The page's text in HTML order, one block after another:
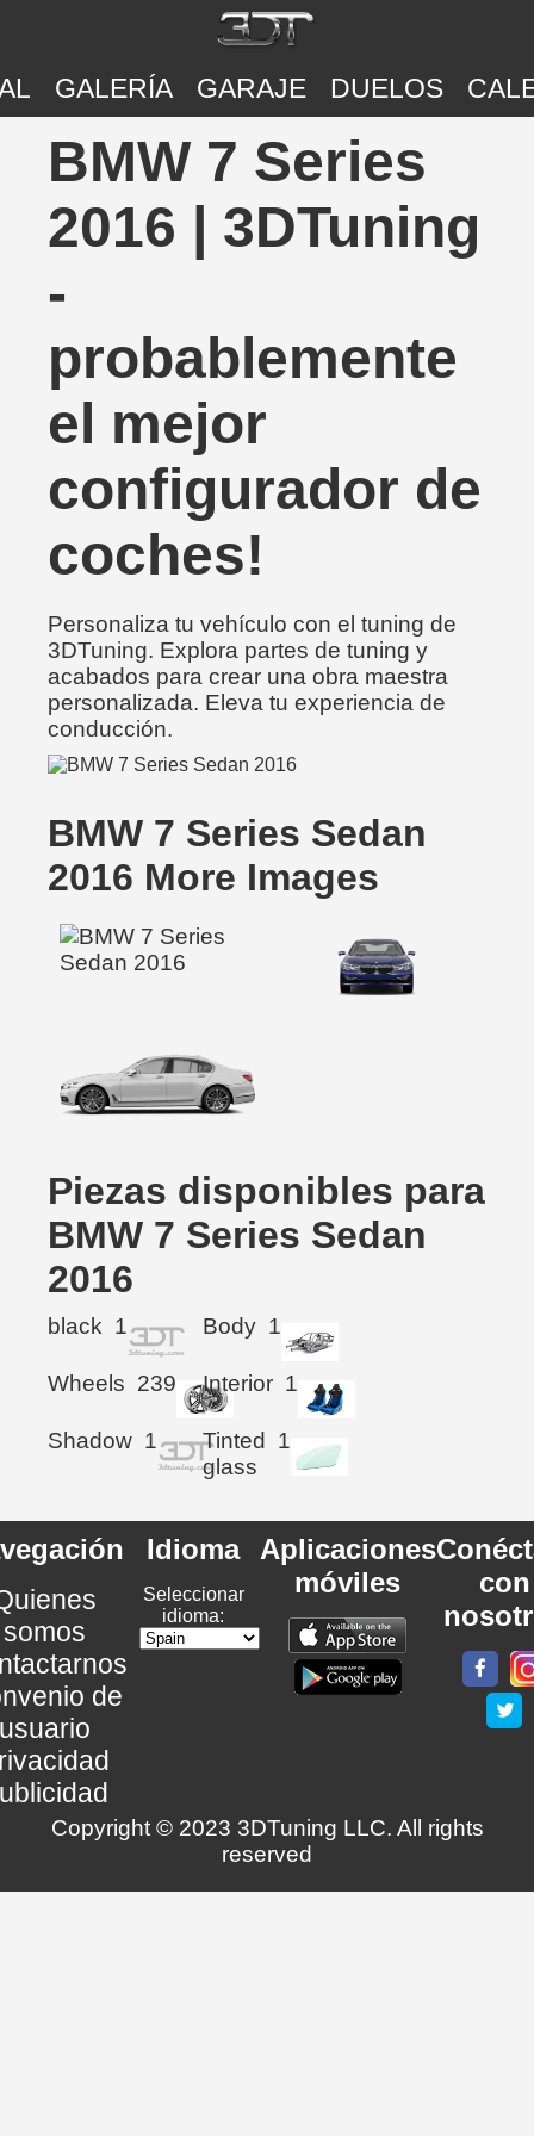
GALERÍA GARAJE DUELOS
BMW 7 Series
2016 | 3DTuning
-
probablemente
el mejor
configurador de
coches!
Personaliza tu vehículo con el tuning de
3DTuning. Explora partes de tuning y
acabados para crear una obra maestra
personalizada. Eleva tu experiencia de
conducción.
BMW 7 Series Sedan
2016 More Images
Piezas disponibles para
BMW 7 Series Sedan
2016
black 1 Body 1
Wheels 239 Interior 1
Shadow 1
Tinted
glass
1
somos
de
Idioma
Seleccionar
idioma:
Aplicaciones
móviles
con
Copyright © 2023 3DTuning LLC. All rights
reserved